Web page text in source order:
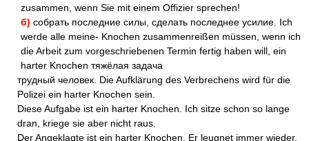
zusammen, wenn Sie mit einem Offizier sprechen!
б) собрать последние силы, сделать последнее усилие. Ich
werde alle meine- Knochen zusammenreißen müssen, wenn ich
die Arbeit zum vorgeschriebenen Termin fertig haben will, ein
harter Knochen тяжёлая задача
трудный человек. Die Aufklärung des Verbrechens wird für die
Polizei ein harter Knochen sein.
Diese Aufgabe ist ein harter Knochen. Ich sitze schon so lange
dran, kriege sie aber nicht raus.
Der Angeklagte ist ein harter Knochen. Er leugnet immer wieder.